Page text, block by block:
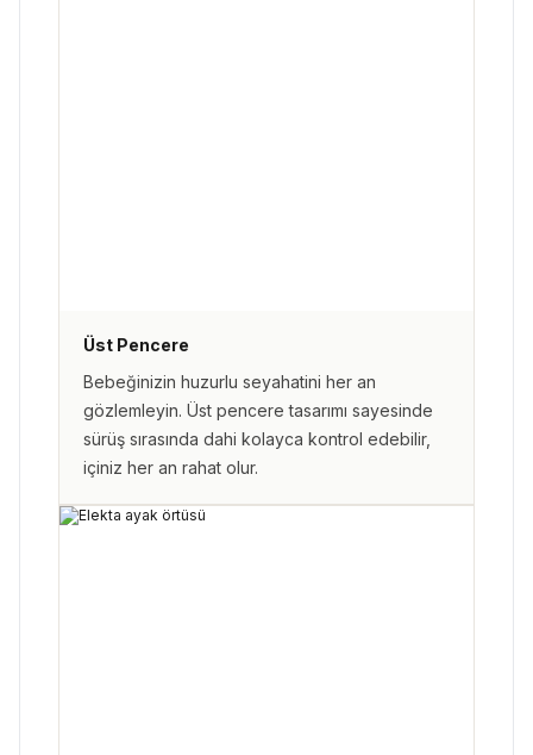
Üst Pencere
Bebeğinizin huzurlu seyahatini her an
gözlemleyin. Üst pencere tasarımı sayesinde
sürüş sırasında dahi kolayca kontrol edebilir,
içiniz her an rahat olur.